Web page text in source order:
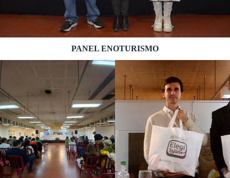
PANEL ENOTURISMO